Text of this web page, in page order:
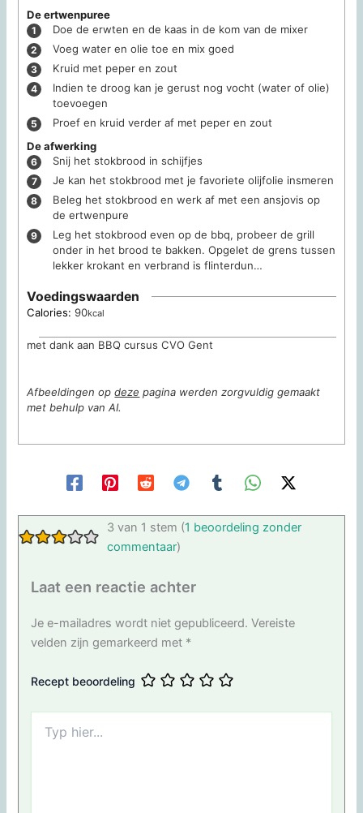
De ertwenpuree
Doe de erwten en de kaas in de kom van de mixer
Voeg water en olie toe en mix goed
Kruid met peper en zout
Indien te droog kan je gerust nog vocht (water of olie)
toevoegen
Proef en kruid verder af met peper en zout
De afwerking
Snij het stokbrood in schijfjes
Je kan het stokbrood met je favoriete olijfolie insmeren
Beleg het stokbrood en werk af met een ansjovis op
de ertwenpure
Leg het stokbrood even op de bbq, probeer de grill
onder in het brood te bakken. Opgelet de grens tussen
lekker krokant en verbrand is flinterdun…
Voedingswaarden
Calories:90kcal
met dank aan BBQ cursus CVO Gent
Afbeeldingen opdeze pagina werden zorgvuldig gemaakt
met behulp van AI.
3 van 1 stem (1 beoordeling zonder
commentaar)
Laat een reactie achter
Je e-mailadres wordt niet gepubliceerd. Vereiste
velden zijn gemarkeerd met *
Recept beoordeling
hier...